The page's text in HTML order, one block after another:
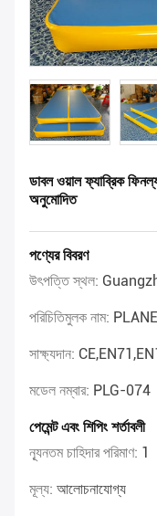
ডাবল ওয়াল ফ্যাব্রিক
অনুমোদিত
পণ্যের বিবরণ
উৎপত্তি স্থল:
পরিচিতিমুলক নাম:
সাক্ষ্যদান:
মডেল নম্বার: PLG-074
পেমেন্ট এবং শিপিং শর্তাবলী
ন্যূনতম চাহিদার পরিমাণ: 1
মূল্য: আলোচনাযোগ্য